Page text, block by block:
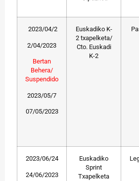
2023/04/2
2/04/2023
Bertan
Behera/
Suspendido
2023/05/7
07/05/2023
Euskadiko K-
2 txapelketa/
Cto. Euskadi
K-2
2023/06/24
24/06/2023
Euskadiko
Sprint
Txapelketa